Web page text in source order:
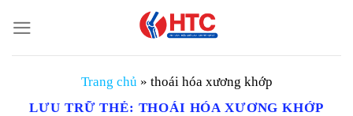
đến
nội
Trang chủ » thoái hóa xương khớp
LƯU TRỮ THẺ: THOÁI HÓA XƯƠNG KHỚP